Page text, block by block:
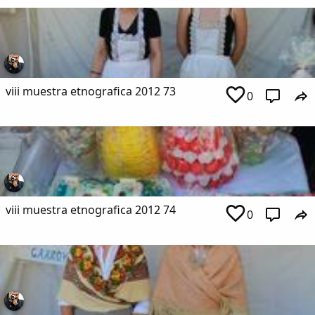
viii muestra etnografica 2012 73 0
viii muestra etnografica 2012 74 0